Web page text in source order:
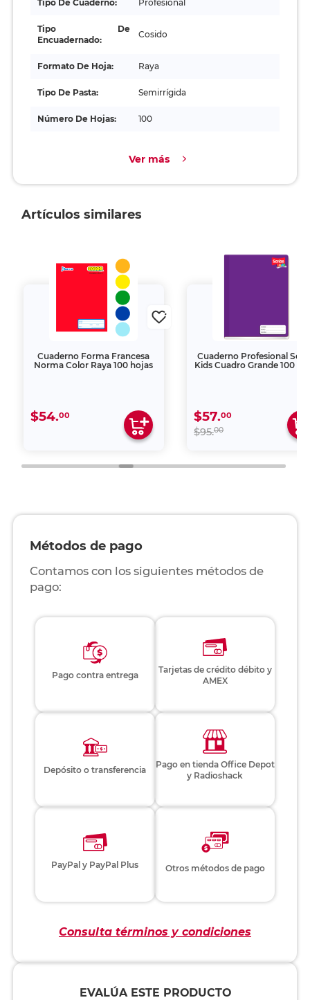
Tipo De Cuaderno: Profesional
Tipo De
Encuadernado:
Cosido
Formato De Hoja: Raya
Tipo De Pasta: Semirrígida
Número De Hojas: 100
Ver más
Artículos similares
Cuaderno Forma Francesa
Norma Color Raya 100 hojas
$54.00
Cuaderno Profesional
Kids Cuadro Grande 100
$57.00
$95.00
Métodos de pago
Contamos con los siguientes métodos de
pago:
Pago contra entrega
Tarjetas de crédito débito y
AMEX
Depósito o transferencia
Pago en tienda Office Depot
y Radioshack
PayPal y PayPal Plus Otros métodos de pago
Consulta términos y condiciones
EVALÚA ESTE PRODUCTO